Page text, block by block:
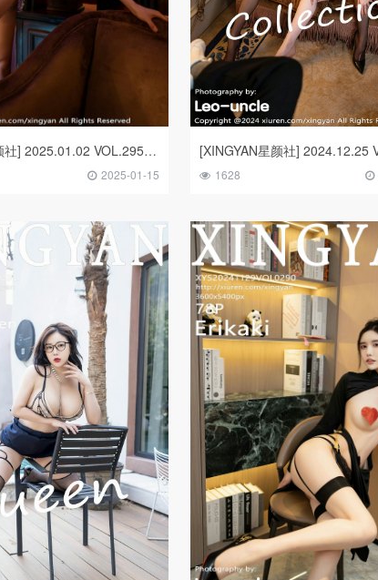
[XINGYAN星颜社] 2025.01.02 VOL.295 清妙
2025-01-15 1628